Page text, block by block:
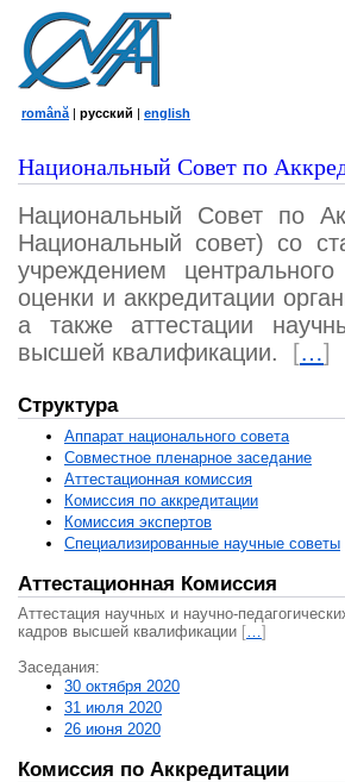
română | русский | english
Национальный Совет по
Национальный Совет по
Национальный совет) со
учреждением
оценки и аккредитации
а также аттестации
высшей квалификации.
[…]
Структура
Аппарат национального совета
Совместное пленарное заседание
Аттестационная комисcия
Комиссия по аккредитации
Комиссия экспертов
Специализированные научные советы
Аттестационная Комиссия
Аттестация научных и научно-
кадров высшей квалификации […]
Заседания:
30 октября 2020
31 июля 2020
26 июня 2020
Комиссия по Аккредитации